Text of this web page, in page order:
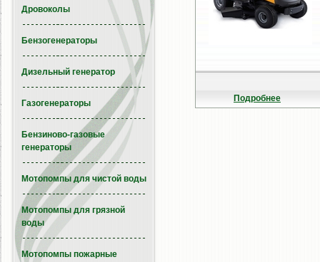
Подробнее
Дровоколы
Бензогенераторы
Дизельный генератор
Газогенераторы
Бензиново-газовые
генераторы
Мотопомпы для чистой воды
Мотопомпы для грязной
воды
Мотопомпы пожарные